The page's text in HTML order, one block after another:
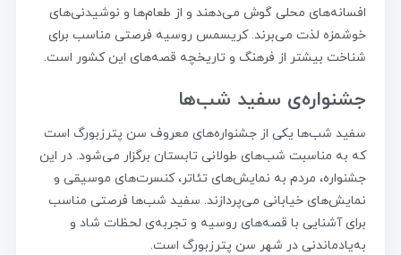
افسانه‌های محلی گوش می‌دهند و از طعام‌ها و نوشیدنی‌های
خوشمزه لذت می‌برند. کریسمس روسیه فرصتی مناسب برای
شناخت بیشتر از فرهنگ و تاریخچه قصه‌های این کشور است.
جشنواره‌ی سفید شب‌ها
سفید شب‌ها یکی از جشنواره‌های معروف سن پترزبورگ است
که به مناسبت شب‌های طولانی تابستان برگزار می‌شود. در این
جشنواره، مردم به نمایش‌های تئاتر، کنسرت‌های موسیقی و
نمایش‌های خیابانی می‌پردازند. سفید شب‌ها فرصتی مناسب
برای آشنایی با قصه‌های روسیه و تجربه‌ی لحظات شاد و
به‌یادماندنی در شهر سن پترزبورگ است.